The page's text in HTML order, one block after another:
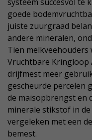
systeem succesvol te
goede
juiste zuurgraad
andere mineralen,
Tien
Vruchtbare Kringloop
drijfmest meer
gescheurde percelen
de maisopbrengst en
minerale stikstof in
vergeleken met een
bemest.